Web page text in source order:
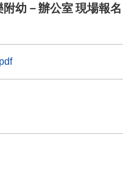
附幼－辦公室現場報名